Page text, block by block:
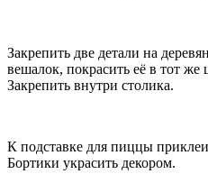
Закрепить две детали на
вешалок, покрасить её в тот
Закрепить внутри столика.
К подставке для пиццы
Бортики украсить декором.